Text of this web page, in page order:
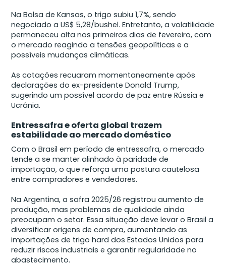
Na Bolsa de Kansas, o trigo subiu 1,7%, sendo
negociado a US$ 5,28/bushel. Entretanto, a volatilidade
permaneceu alta nos primeiros dias de fevereiro, com
o mercado reagindo a tensões geopolíticas e a
possíveis mudanças climáticas.
As cotações recuaram momentaneamente após
declarações do ex-presidente Donald Trump,
sugerindo um possível acordo de paz entre Rússia e
Ucrânia.
Entressafra e oferta global trazem
estabilidade ao mercado doméstico
Com o Brasil em período de entressafra, o mercado
tende a se manter alinhado à paridade de
importação, o que reforça uma postura cautelosa
entre compradores e vendedores.
Na Argentina, a safra 2025/26 registrou aumento de
produção, mas problemas de qualidade ainda
preocupam o setor. Essa situação deve levar o Brasil a
diversificar origens de compra, aumentando as
importações de trigo hard dos Estados Unidos para
reduzir riscos industriais e garantir regularidade no
abastecimento.